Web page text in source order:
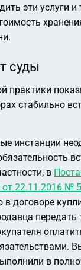
эти услуги и
суды
практики
стабильно
инстанции
в
22.11.2016 №
в договоре
передать
в